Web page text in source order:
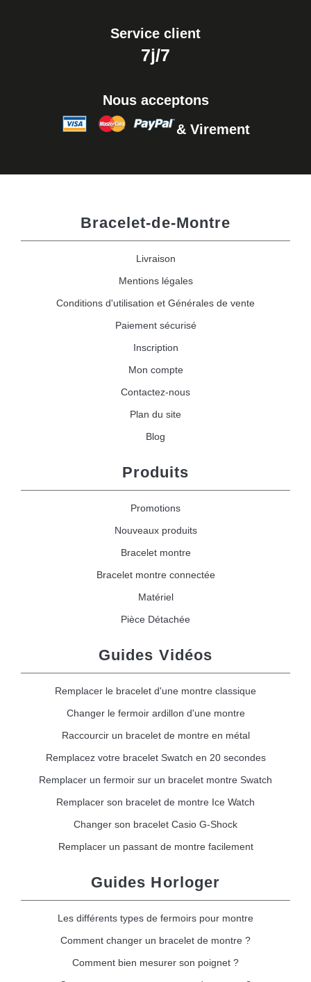
Service client
7j/7
Nous acceptons
& Virement
Bracelet-de-Montre
Livraison
Mentions légales
Conditions d'utilisation et Générales de vente
Paiement sécurisé
Inscription
Mon compte
Contactez-nous
Plan du site
Blog
Produits
Promotions
Nouveaux produits
Bracelet montre
Bracelet montre connectée
Matériel
Pièce Détachée
Guides Vidéos
Remplacer le bracelet d'une montre classique
Changer le fermoir ardillon d'une montre
Raccourcir un bracelet de montre en métal
Remplacez votre bracelet Swatch en 20 secondes
Remplacer un fermoir sur un bracelet montre Swatch
Remplacer son bracelet de montre Ice Watch
Changer son bracelet Casio G-Shock
Remplacer un passant de montre facilement
Guides Horloger
Les différents types de fermoirs pour montre
Comment changer un bracelet de montre ?
Comment bien mesurer son poignet ?